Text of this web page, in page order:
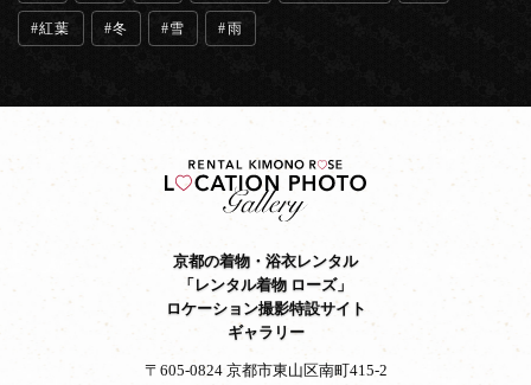
紅葉 冬 雪 雨
京都の着物・浴衣レンタル
「レンタル着物 ローズ」
ロケーション撮影特設サイト
ギャラリー
〒605-0824 京都市東山区南町415-2